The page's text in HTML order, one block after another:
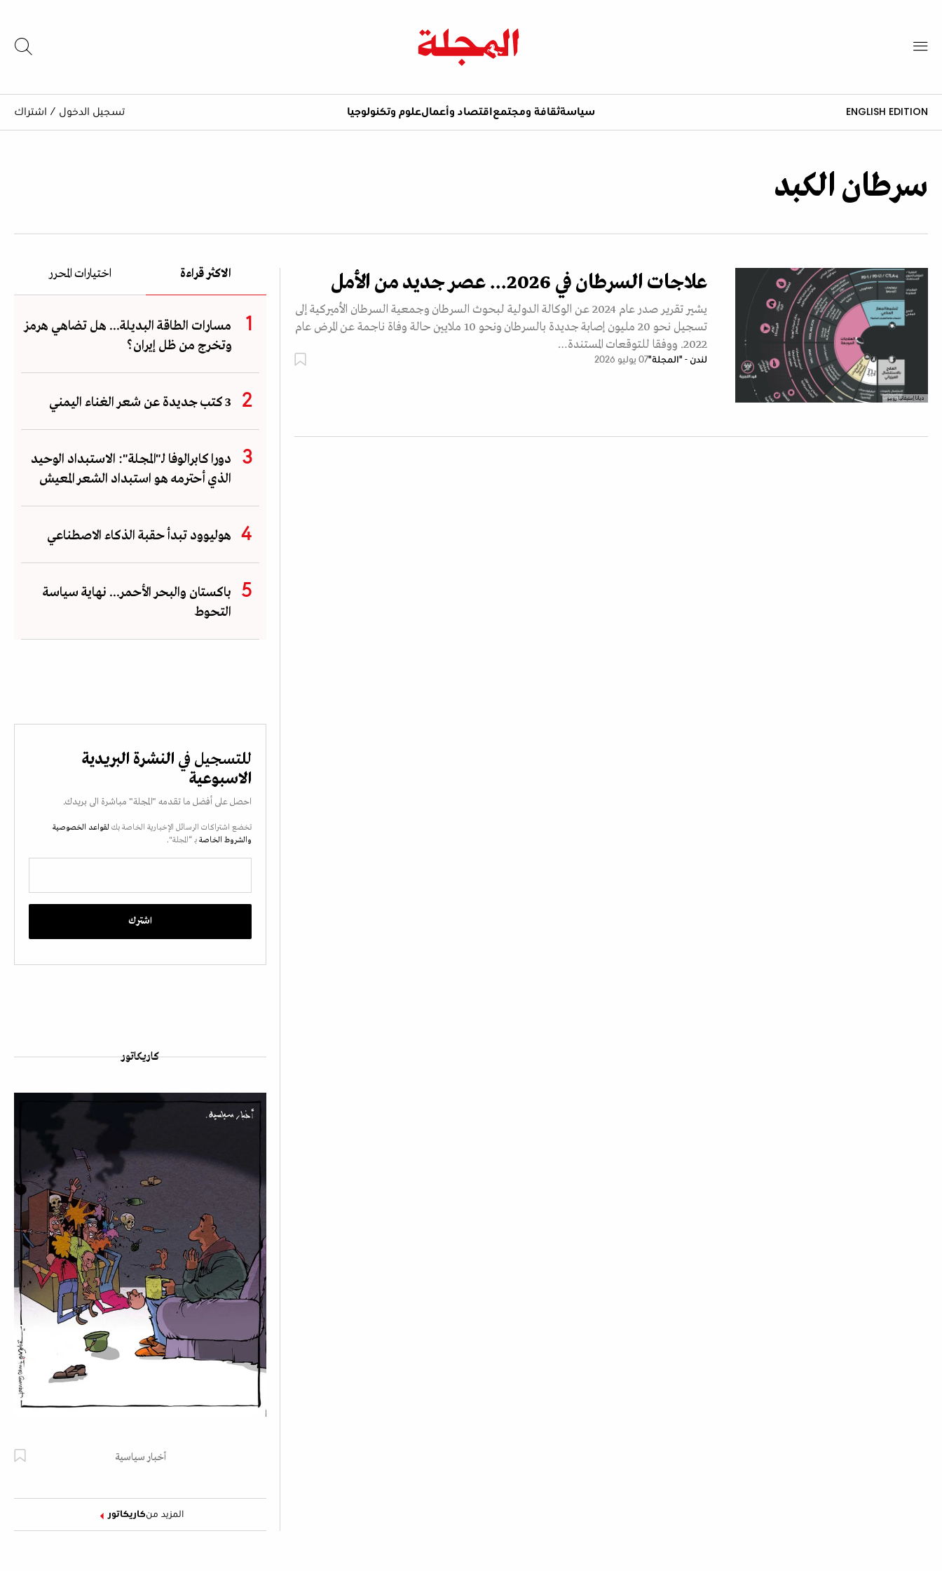
ENGLISH EDITION سياسةثقافة ومجتمع اقتصاد وأعمالعلوم وتكنولوجيا تسجيل الدخول / اشتراك
سرطان الكبد
ديانا إستيفانيا روبيو
علاجات السرطان في 2026... عصر جديد من الأمل
يشير تقرير صدر عام 2024 عن الوكالة الدولية لبحوث السرطان وجمعية السرطان الأميركية إلى
تسجيل نحو 20 مليون إصابة جديدة بالسرطان ونحو 10 ملايين حالة وفاة ناجمة عن المرض عام
2022. ووفقا للتوقعات المستندة…
لندن - "المجلة"07 يوليو 2026
الاكثر قراءة اختيارات المحرر
مسارات الطاقة البديلة... هل تضاهي هرمز
وتخرج من ظل إيران؟
3 كتب جديدة عن شعر الغناء اليمني
دورا كابرالوفا لـ"المجلة": الاستبداد الوحيد
الذي أحترمه هو استبداد الشعر المعيش
هوليوود تبدأ حقبة الذكاء الاصطناعي
باكستان والبحر الأحمر... نهاية سياسة
التحوط
للتسجيل في النشرة البريدية
الاسبوعية
احصل على أفضل ما تقدمه "المجلة" مباشرة الى بريدك.
تخضع اشتراكات الرسائل الإخبارية الخاصة بك لقواعد الخصوصية
والشروط الخاصة بـ “المجلة".
كاريكاتور
أخبار سياسية
المزيد منكاريكاتور